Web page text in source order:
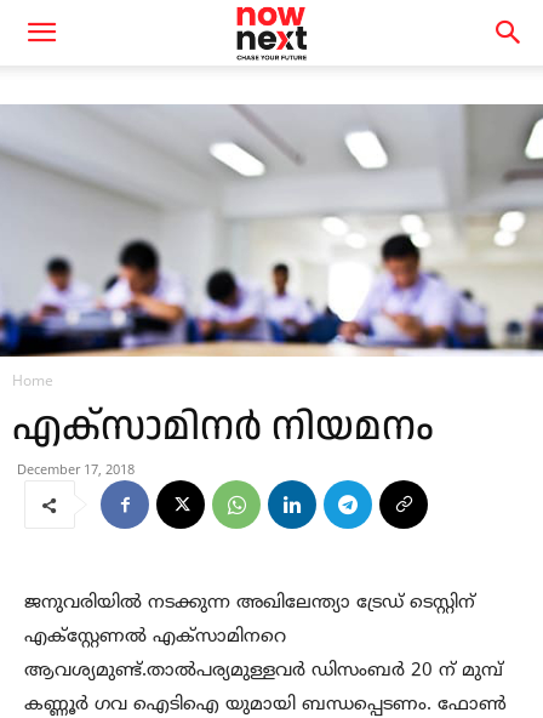
Home
എക്‌സാമിനര്‍ നിയമനം
December 17, 2018
ജനുവരിയില്‍ നടക്കുന്ന അഖിലേന്ത്യാ ട്രേഡ് ടെസ്റ്റിന്
എക്സ്റ്റേണല്‍ എക്സാമിനറെ
ആവശ്യമുണ്ട്.താല്‍പര്യമുള്ളവര്‍ ഡിസംബര്‍ 20 ന് മുമ്പ്
കണ്ണൂര്‍ ഗവ ഐടിഐ യുമായി ബന്ധപ്പെടണം. ഫോണ്‍